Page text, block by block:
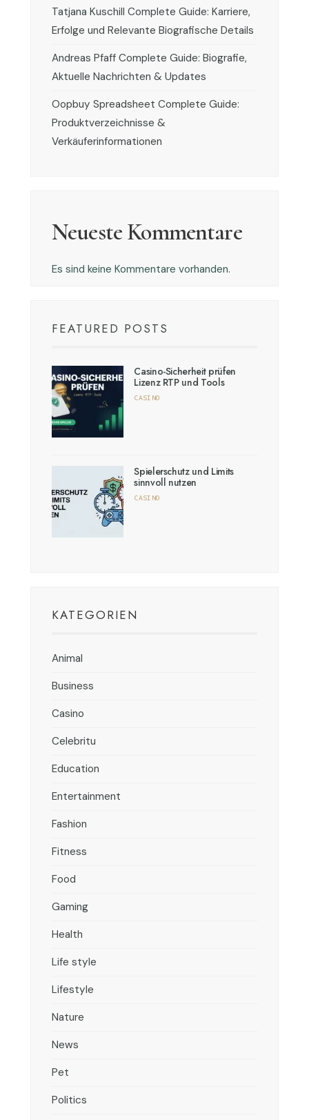
Tatjana Kuschill Complete Guide: Karriere,
Erfolge und Relevante Biografische Details
Andreas Pfaff Complete Guide: Biografie,
Aktuelle Nachrichten & Updates
Oopbuy Spreadsheet Complete Guide:
Produktverzeichnisse &
Verkäuferinformationen
Neueste Kommentare
Es sind keine Kommentare vorhanden.
FEATURED POSTS
Casino-Sicherheit prüfen
Lizenz RTP und Tools
CASINO
Spielerschutz und Limits
sinnvoll nutzen
CASINO
KATEGORIEN
Animal
Business
Casino
Celebritu
Education
Entertainment
Fashion
Fitness
Food
Gaming
Health
Life style
Lifestyle
Nature
News
Pet
Politics